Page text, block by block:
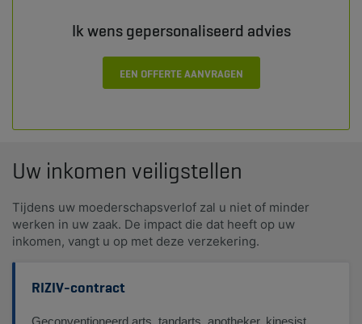
Ik wens gepersonaliseerd advies
EEN OFFERTE AANVRAGEN
Uw inkomen veiligstellen
Tijdens uw moederschapsverlof zal u niet of minder
werken in uw zaak. De impact die dat heeft op uw
inkomen, vangt u op met deze verzekering.
RIZIV-contract
Geconventioneerd arts, tandarts, apotheker, kinesist,